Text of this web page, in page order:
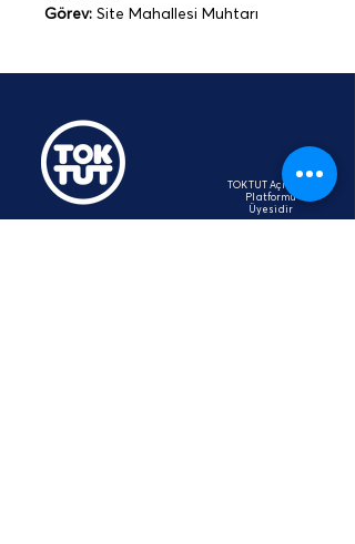
Görev: Site Mahallesi Muhtarı
TOKTUT Açık Açık
Platformu
Üyesidir